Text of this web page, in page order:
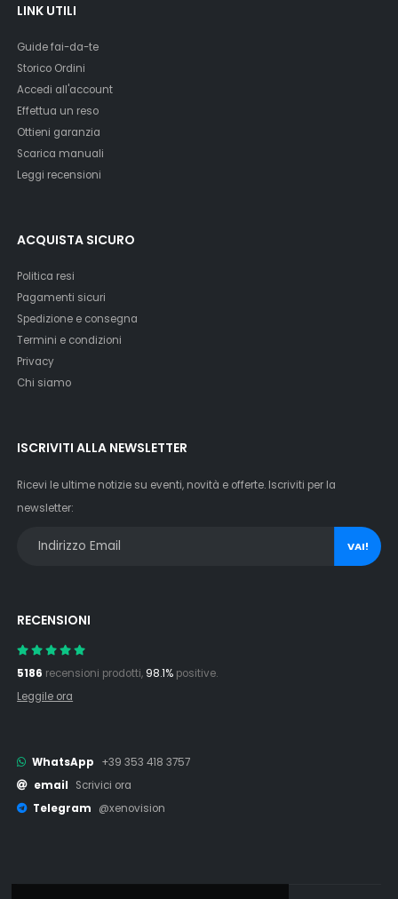
LINK UTILI
Guide fai-da-te
Storico Ordini
Accedi all'account
Effettua un reso
Ottieni garanzia
Scarica manuali
Leggi recensioni
ACQUISTA SICURO
Politica resi
Pagamenti sicuri
Spedizione e consegna
Termini e condizioni
Privacy
Chi siamo
ISCRIVITI ALLA NEWSLETTER
Ricevi le ultime notizie su eventi, novità e offerte. Iscriviti per la
newsletter:
VAI!
RECENSIONI
5186 recensioni prodotti, 98.1% positive.
Leggile ora
WhatsApp
+39 353 418 3757
email
Scrivici ora
Telegram
@xenovision